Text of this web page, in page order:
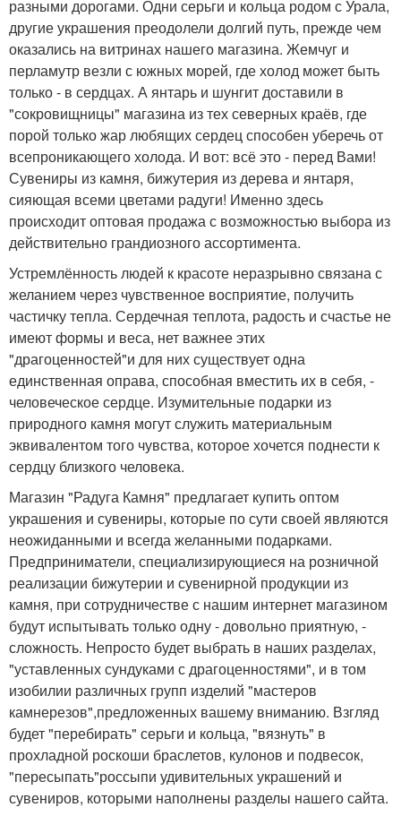
разными дорогами. Одни серьги и кольца родом с Урала,
другие украшения преодолели долгий путь, прежде чем
оказались на витринах нашего магазина. Жемчуг и
перламутр везли с южных морей, где холод может быть
только - в сердцах. А янтарь и шунгит доставили в
"сокровищницы" магазина из тех северных краёв, где
порой только жар любящих сердец способен уберечь от
всепроникающего холода. И вот: всё это - перед Вами!
Сувениры из камня, бижутерия из дерева и янтаря,
сияющая всеми цветами радуги! Именно здесь
происходит оптовая продажа с возможностью выбора из
действительно грандиозного ассортимента.
Устремлённость людей к красоте неразрывно связана с
желанием через чувственное восприятие, получить
частичку тепла. Сердечная теплота, радость и счастье не
имеют формы и веса, нет важнее этих
"драгоценностей"и для них существует одна
единственная оправа, способная вместить их в себя, -
человеческое сердце. Изумительные подарки из
природного камня могут служить материальным
эквивалентом того чувства, которое хочется поднести к
сердцу близкого человека.
Магазин "Радуга Камня" предлагает купить оптом
украшения и сувениры, которые по сути своей являются
неожиданными и всегда желанными подарками.
Предприниматели, специализирующиеся на розничной
реализации бижутерии и сувенирной продукции из
камня, при сотрудничестве с нашим интернет магазином
будут испытывать только одну - довольно приятную, -
сложность. Непросто будет выбрать в наших разделах,
"уставленных сундуками с драгоценностями", и в том
изобилии различных групп изделий "мастеров
камнерезов",предложенных вашему вниманию. Взгляд
будет "перебирать" серьги и кольца, "вязнуть" в
прохладной роскоши браслетов, кулонов и подвесок,
"пересыпать"россыпи удивительных украшений и
сувениров, которыми наполнены разделы нашего сайта.